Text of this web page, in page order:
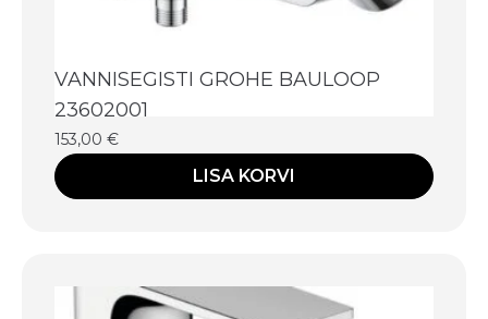
VANNISEGISTI GROHE BAULOOP
23602001
153,00 €
LISA KORVI